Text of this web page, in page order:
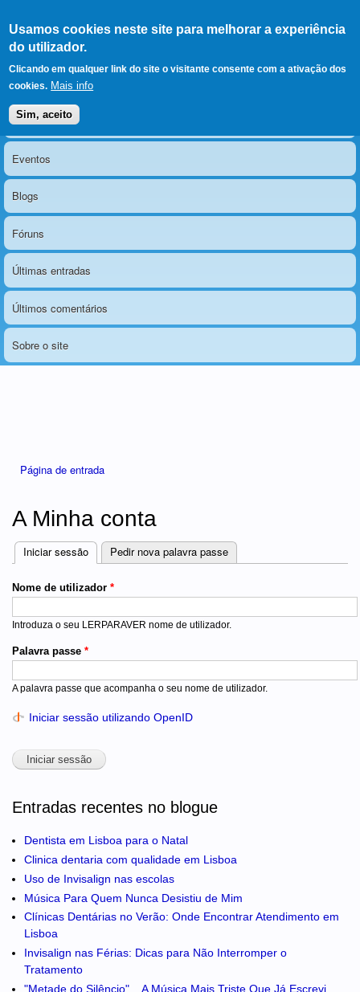
Usamos cookies neste site para melhorar a experiência
do utilizador.
Clicando em qualquer link do site o visitante consente com a ativação dos
cookies. Mais info
Sim, aceito
LERPARAVER , ir para a
página principal
O portal da visão diferente
Menu principal
Notícias
Eventos
Blogs
Fóruns
Últimas entradas
Últimos comentários
Sobre o site
Página de entrada
A Minha conta
Separadores
Iniciar sessão (separador ativo)
Pedir nova palavra passe
Nome de utilizador *
Introduza o seu LERPARAVER nome de utilizador.
Palavra passe *
A palavra passe que acompanha o seu nome de utilizador.
Iniciar sessão utilizando OpenID
Entradas recentes no blogue
Dentista em Lisboa para o Natal
Clinica dentaria com qualidade em Lisboa
Uso de Invisalign nas escolas
Música Para Quem Nunca Desistiu de Mim
Clínicas Dentárias no Verão: Onde Encontrar Atendimento em
Lisboa
Invisalign nas Férias: Dicas para Não Interromper o
Tratamento
"Metade do Silêncio" _ A Música Mais Triste Que Já Escrevi